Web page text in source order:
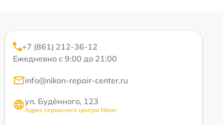
+7 (861) 212-36-12
Ежедневно с 9:00 до 21:00
info@nikon-repair-center.ru
ул. Будённого, 123
Адрес сервисного центра Nikon